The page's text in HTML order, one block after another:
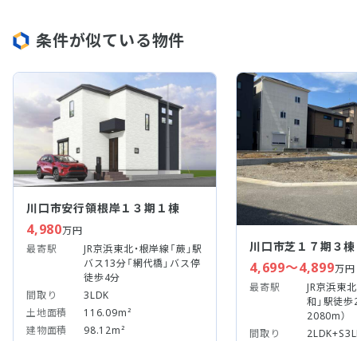
条件が似ている物件
川口市安行領根岸１３期１棟
4,980万円
最寄駅
JR京浜東北・根岸線「蕨」駅
バス13分「網代橋」バス停
徒歩4分
間取り
3LDK
土地面積
116.09m²
建物面積
98.12m²
川口市芝１７期３棟
4,699～4,899万円
最寄駅
JR京浜東
和」駅徒歩
2080m）
間取り